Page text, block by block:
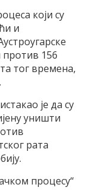
који су
и
против 156
тог времена,
је да су
уништи
рата
процесу“